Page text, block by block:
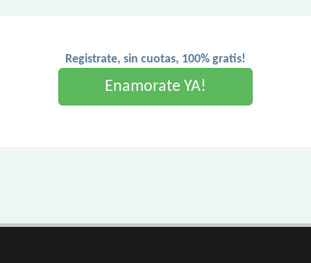
Registrate, sin cuotas, 100% gratis!
Enamorate YA!